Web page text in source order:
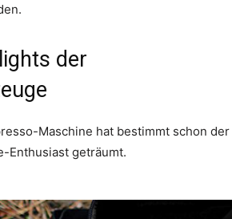
der
Maschine hat bestimmt schon der
Enthusiast geträumt.